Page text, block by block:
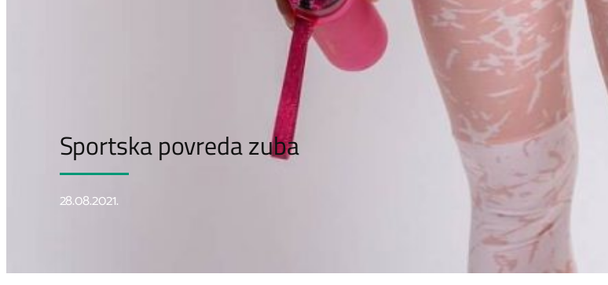
Sportska povreda zuba
28.08.2021.